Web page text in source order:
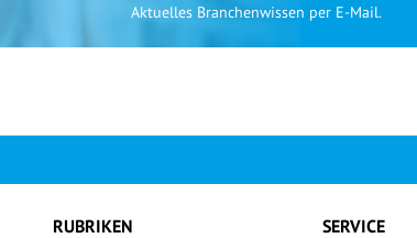
Aktuelles Branchenwissen per E-Mail.
RUBRIKEN
SERVICE